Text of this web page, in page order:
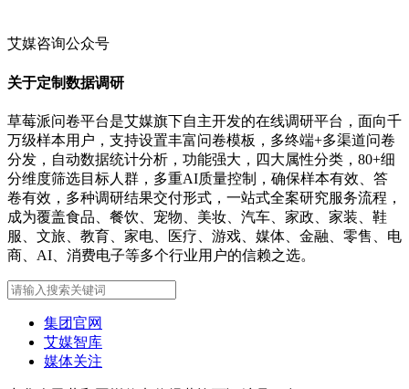
艾媒咨询公众号
关于定制数据调研
草莓派问卷平台是艾媒旗下自主开发的在线调研平台，面向千
万级样本用户，支持设置丰富问卷模板，多终端+多渠道问卷
分发，自动数据统计分析，功能强大，四大属性分类，80+细
分维度筛选目标人群，多重AI质量控制，确保样本有效、答
卷有效，多种调研结果交付形式，一站式全案研究服务流程，
成为覆盖食品、餐饮、宠物、美妆、汽车、家政、家装、鞋
服、文旅、教育、家电、医疗、游戏、媒体、金融、零售、电
商、AI、消费电子等多个行业用户的信赖之选。
集团官网
艾媒智库
媒体关注